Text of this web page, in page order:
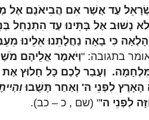
עַד אֲשֶׁר אִם הֲבִיאֹנֻם אֶל
נָשׁוּב אֶל בָּתֵּינוּ עַד הִתְנַחֵל
כִּי בָאָה נַחֲלָתֵנוּ אֵלֵינוּ
בתגובה: "וַיֹּאמֶר אֲלֵיהֶם
וְעָבַר לָכֶם כָּל חָלוּץ אֶת
הָאָרֶץ לִפְנֵי ה' וְאַחַר תָּשֻׁבוּ
לִפְנֵי ה'" (שם , כ – כב).